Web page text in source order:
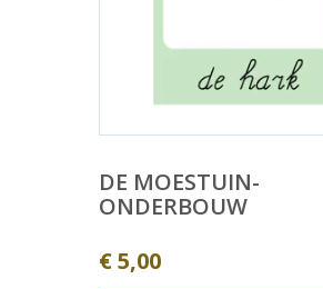
DE MOESTUIN-
ONDERBOUW
€5,00